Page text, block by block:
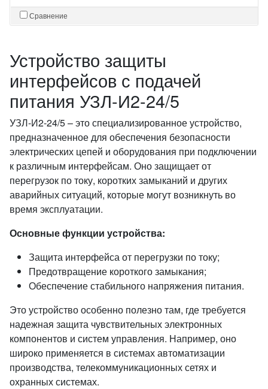
Сравнение
Устройство защиты
интерфейсов с подачей
питания УЗЛ-И2-24/5
УЗЛ-И2-24/5 – это специализированное устройство,
предназначенное для обеспечения безопасности
электрических цепей и оборудования при подключении
к различным интерфейсам. Оно защищает от
перегрузок по току, коротких замыканий и других
аварийных ситуаций, которые могут возникнуть во
время эксплуатации.
Основные функции устройства:
Защита интерфейса от перегрузки по току;
Предотвращение короткого замыкания;
Обеспечение стабильного напряжения питания.
Это устройство особенно полезно там, где требуется
надежная защита чувствительных электронных
компонентов и систем управления. Например, оно
широко применяется в системах автоматизации
производства, телекоммуникационных сетях и
охранных системах.